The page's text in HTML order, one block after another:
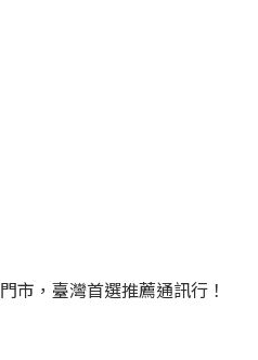
市，臺灣首選推薦通訊行！